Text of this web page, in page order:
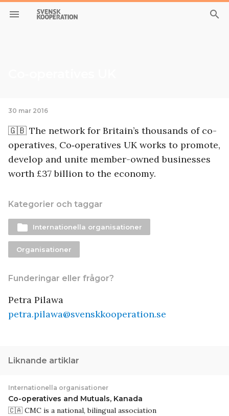
menu search
30 mar 2016
🇬🇧 The network for Britain’s thousands of co-
operatives, Co‑operatives UK works to promote,
develop and unite member-owned businesses
worth £37 billion to the economy.
Kategorier och taggar
folder Internationella organisationer
Organisationer
Funderingar eller frågor?
Petra Pilawa
petra.pilawa@svenskkooperation.se
Liknande artiklar
Internationella organisationer
Co-operatives and Mutuals, Kanada
🇨🇦 CMC is a national, bilingual association